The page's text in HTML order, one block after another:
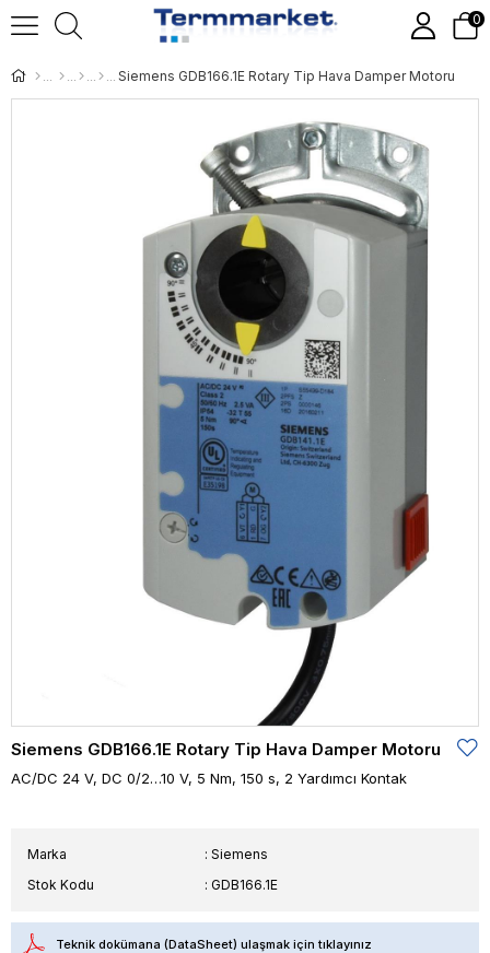
0
Siemens GDB166.1E Rotary Tip Hava Damper Motoru
Siemens GDB166.1E Rotary Tip Hava Damper Motoru
AC/DC 24 V, DC 0/2…10 V, 5 Nm, 150 s, 2 Yardımcı Kontak
Marka : Siemens
Stok Kodu
GDB166.1E
Teknik dokümana (DataSheet) ulaşmak için tıklayınız